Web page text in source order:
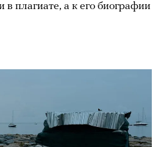
в плагиате, а к его биографии